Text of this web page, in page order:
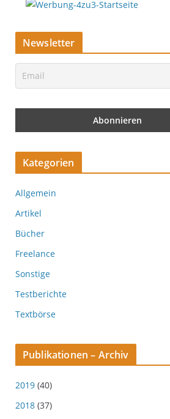
Newsletter
Kategorien
Allgemein
Artikel
Bücher
Freelance
Sonstige
Testberichte
Textbörse
Publikationen – Archiv
2019 (40)
2018 (37)